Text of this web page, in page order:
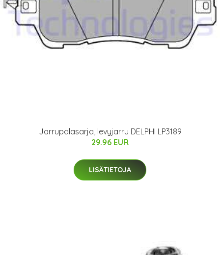
Jarrupalasarja, levyjarru DELPHI LP3189
29.96 EUR
LISÄTIETOJA